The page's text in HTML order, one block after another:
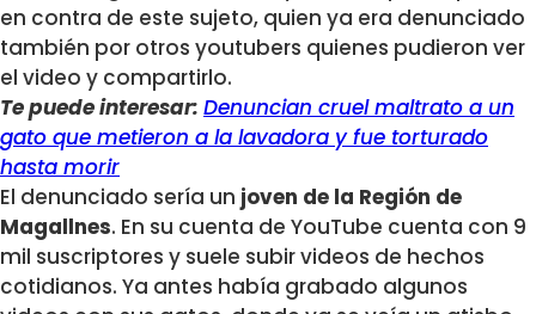
en contra de este sujeto, quien ya era denunciado
también por otros youtubers quienes pudieron ver
el video y compartirlo.
Te puede interesar: Denuncian cruel maltrato a un
gato que metieron a la lavadora y fue torturado
hasta morir
El denunciado sería un joven de la Región de
Magallnes. En su cuenta de YouTube cuenta con 9
mil suscriptores y suele subir videos de hechos
cotidianos. Ya antes había grabado algunos